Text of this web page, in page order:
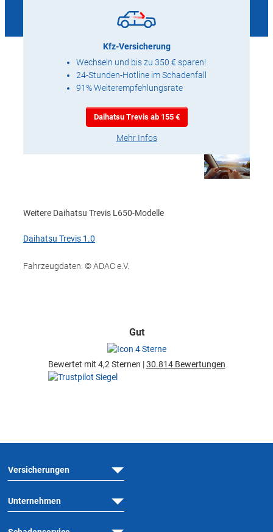
Kfz-Versicherung
Wechseln und bis zu 350 € sparen!
24-Stunden-Hotline im Schadenfall
91% Weiterempfehlungsrate
Daihatsu Trevis ab 155 €
Mehr Infos
Weitere Daihatsu Trevis L650-Modelle
Daihatsu Trevis 1.0
Fahrzeugdaten: © ADAC e.V.
Gut
Bewertet mit 4,2 Sternen |30.814 Bewertungen
Versicherungen
Unternehmen